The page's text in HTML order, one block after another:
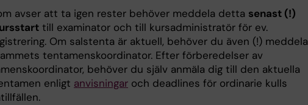
avser att ta igen rester behöver meddela detta senast (!)
till examinator och till kursadministratör för ev.
Om salstenta är aktuell, behöver du även (!) meddela
tentamenskoordinator. Efter förberedelser av
behöver du själv anmäla dig till den aktuella
enligt anvisningar och deadlines för ordinarie kulls